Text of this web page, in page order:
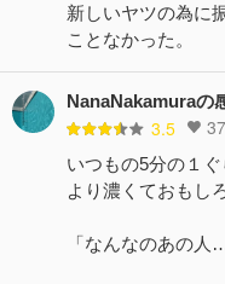
新しいヤツの為に
ことなかった。
NanaNakamuraの
3.5 37
いつもの5分の１
より濃くておもし
「なんなのあの